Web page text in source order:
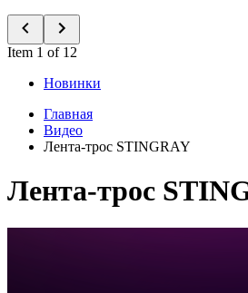
Item 1 of 12
Новинки
Главная
Видео
Лента-трос STINGRAY
Лента-трос